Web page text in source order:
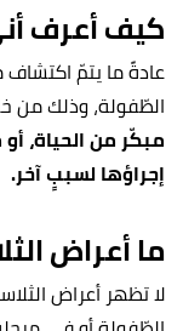
كيف أعرف
عادةً ما يتمّ
الطّفولة، وذلك من
مبكّر من الحياة،
إجراؤها لسببٍ آخر.
ما أعراض
لا تظهر أعراض